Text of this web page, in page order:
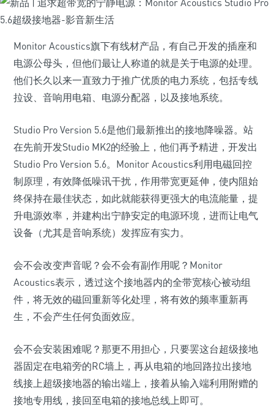
Monitor Acoustics旗下有线材产品，有自己开发的插座和
电源公母头，但他们最让人称道的就是关于电源的处理。
他们长久以来一直致力于推广优质的电力系统，包括专线
拉设、音响用电箱、电源分配器，以及接地系统。
Studio Pro Version 5.6是他们最新推出的接地降噪器。站
在先前开发Studio MK2的经验上，他们再予精进，开发出
Studio Pro Version 5.6。Monitor Acoustics利用电磁回控
制原理，有效降低噪讯干扰，作用带宽更延伸，使内阻始
终保持在最佳状态，如此就能获得更强大的电流能量，提
升电源效率，并建构出宁静安定的电源环境，进而让电气
设备（尤其是音响系统）发挥应有实力。
会不会改变声音呢？会不会有副作用呢？Monitor
Acoustics表示，透过这个接地器内的全带宽核心被动组
件，将无效的磁回重新等化处理，将有效的频率重新再
生，不会产生任何负面效应。
会不会安装困难呢？那更不用担心，只要罢这台超级接地
器固定在电箱旁的RC墙上，再从电箱的地回路拉出接地
线接上超级接地器的输出端上，接着从输入端利用附赠的
接地专用线，接回至电箱的接地总线上即可。